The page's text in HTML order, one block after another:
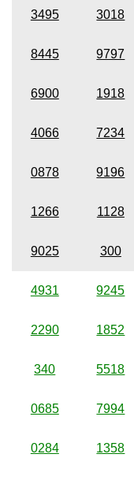
3495 3018
8445 9797
6900 1918
4066 7234
0878 9196
1266 1128
9025 300
4931 9245
2290 1852
340 5518
0685 7994
0284 1358